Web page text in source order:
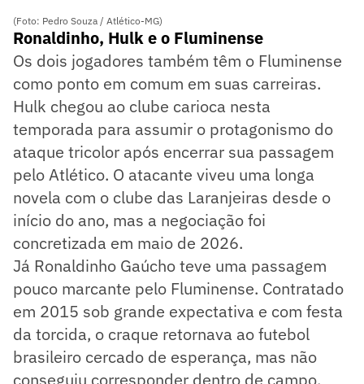
(Foto: Pedro Souza / Atlético-MG)
Ronaldinho, Hulk e o Fluminense
Os dois jogadores também têm o Fluminense
como ponto em comum em suas carreiras.
Hulk chegou ao clube carioca nesta
temporada para assumir o protagonismo do
ataque tricolor após encerrar sua passagem
pelo Atlético. O atacante viveu uma longa
novela com o clube das Laranjeiras desde o
início do ano, mas a negociação foi
concretizada em maio de 2026.
Já Ronaldinho Gaúcho teve uma passagem
pouco marcante pelo Fluminense. Contratado
em 2015 sob grande expectativa e com festa
da torcida, o craque retornava ao futebol
brasileiro cercado de esperança, mas não
conseguiu corresponder dentro de campo.